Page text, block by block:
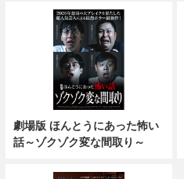
劇場版 ほんとうにあった怖い
話～ゾクゾク変な間取り～